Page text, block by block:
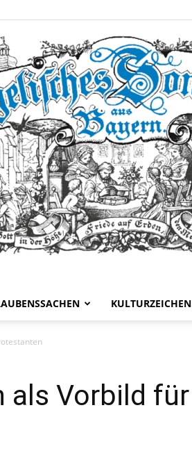
KULTURZEICHEN
als Vorbild für